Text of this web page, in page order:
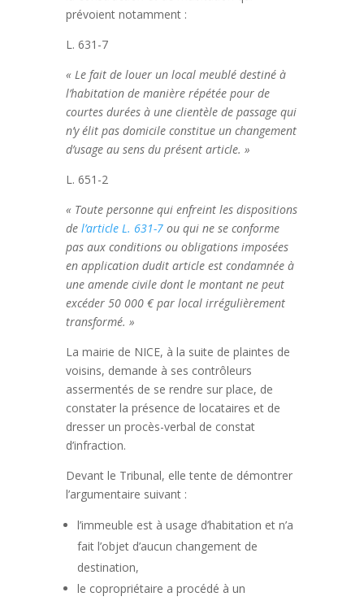
prévoient notamment :
L. 631-7
« Le fait de louer un local meublé destiné à
l’habitation de manière répétée pour de
courtes durées à une clientèle de passage qui
n’y élit pas domicile constitue un changement
d’usage au sens du présent article. »
L. 651-2
« Toute personne qui enfreint les dispositions
de l’article L. 631-7ou qui ne se conforme
pas aux conditions ou obligations imposées
en application dudit article est condamnée à
une amende civile dont le montant ne peut
excéder 50 000 € par local irrégulièrement
transformé. »
La mairie de NICE, à la suite de plaintes de
voisins, demande à ses contrôleurs
assermentés de se rendre sur place, de
constater la présence de locataires et de
dresser un procès-verbal de constat
d’infraction.
Devant le Tribunal, elle tente de démontrer
l’argumentaire suivant :
l’immeuble est à usage d’habitation et n’a
fait l’objet d’aucun changement de
destination,
le copropriétaire a procédé à un